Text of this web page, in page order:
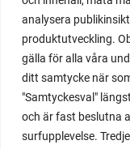
analysera
produktutveckling.
gälla för alla våra
ditt samtycke när
"Samtyckesval"
och är fast beslutna
surfupplevelse.
Om du har några
köp, vänligen
dock inte bistå
själva stickningen.